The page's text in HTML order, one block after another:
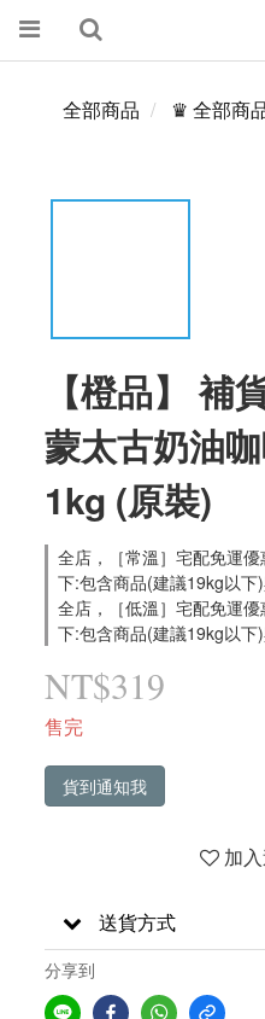
全部商品 ♛ 全部商
【橙品】 補
蒙太古奶油
1kg (原裝)
全店，［常溫］宅配免運
下:包含商品(建議19kg以下
全店，［低溫］宅配免運
下:包含商品(建議19kg以下
NT$319
售完
貨到通知我
加
送貨方式
分享到